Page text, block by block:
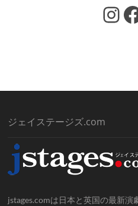
https://www.facebook.com/jstages/ Facebook
ジェイステージズ.com
jstages.comは日本と英国の最新